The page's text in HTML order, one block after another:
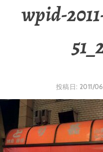
wpid-
投稿日: 2011/